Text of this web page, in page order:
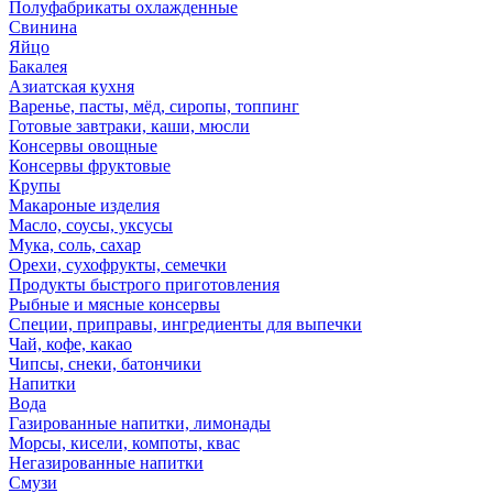
Полуфабрикаты охлажденные
Свинина
Яйцо
Бакалея
Азиатская кухня
Варенье, пасты, мёд, сиропы, топпинг
Готовые завтраки, каши, мюсли
Консервы овощные
Консервы фруктовые
Крупы
Макароные изделия
Масло, соусы, уксусы
Мука, соль, сахар
Орехи, сухофрукты, семечки
Продукты быстрого приготовления
Рыбные и мясные консервы
Специи, приправы, ингредиенты для выпечки
Чай, кофе, какао
Чипсы, снеки, батончики
Напитки
Вода
Газированные напитки, лимонады
Морсы, кисели, компоты, квас
Негазированные напитки
Смузи